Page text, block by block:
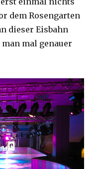
dem Rosengarten
dieser Eisbahn
mal genauer